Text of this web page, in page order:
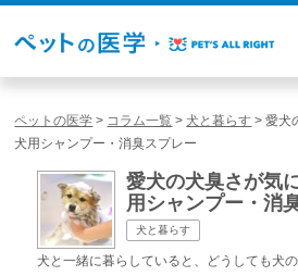
ペットの医学 > コラム一覧 >犬と暮らす >愛犬
犬用シャンプー・消臭スプレー
愛犬の犬臭さが気
用シャンプー・消
犬と暮らす
犬と一緒に暮らしていると、どうしても犬